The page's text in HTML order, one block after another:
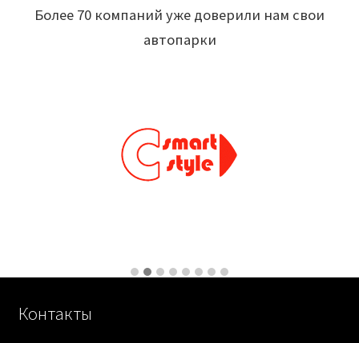
Более 70 компаний уже доверили нам свои
автопарки
Контакты